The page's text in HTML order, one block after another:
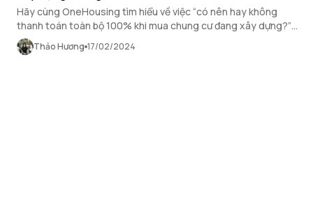
Hãy cùng OneHousing tìm hiểu về việc “có nên hay không
thanh toán toàn bộ 100% khi mua chung cư đang xây dựng?”
qua bài viết liên quan đến vấn đề tư vấn mua nhà dưới đây.
Thảo Hương 17/02/2024